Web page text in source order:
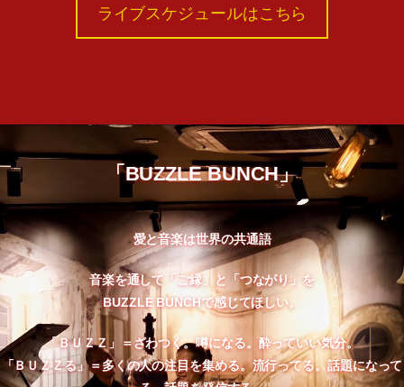
ライブスケジュールはこちら
「BUZZLE BUNCH」
愛と音楽は世界の共通語
音楽を通して「ご縁」と「つながり」を
BUZZLE BUNCHで感じてほしい。
「ＢＵＺＺ」＝ざわつく。噂になる。酔っていい気分。
「ＢＵＺＺる」＝多くの人の注目を集める。流行ってる。話題になって